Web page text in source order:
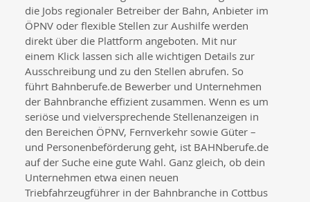
die Jobs regionaler Betreiber der Bahn, Anbieter im
ÖPNV oder flexible Stellen zur Aushilfe werden
direkt über die Plattform angeboten. Mit nur
einem Klick lassen sich alle wichtigen Details zur
Ausschreibung und zu den Stellen abrufen. So
führt Bahnberufe.de Bewerber und Unternehmen
der Bahnbranche effizient zusammen. Wenn es um
seriöse und vielversprechende Stellenanzeigen in
den Bereichen ÖPNV, Fernverkehr sowie Güter –
und Personenbeförderung geht, ist BAHNberufe.de
auf der Suche eine gute Wahl. Ganz gleich, ob dein
Unternehmen etwa einen neuen
Triebfahrzeugführer in der Bahnbranche in Cottbus